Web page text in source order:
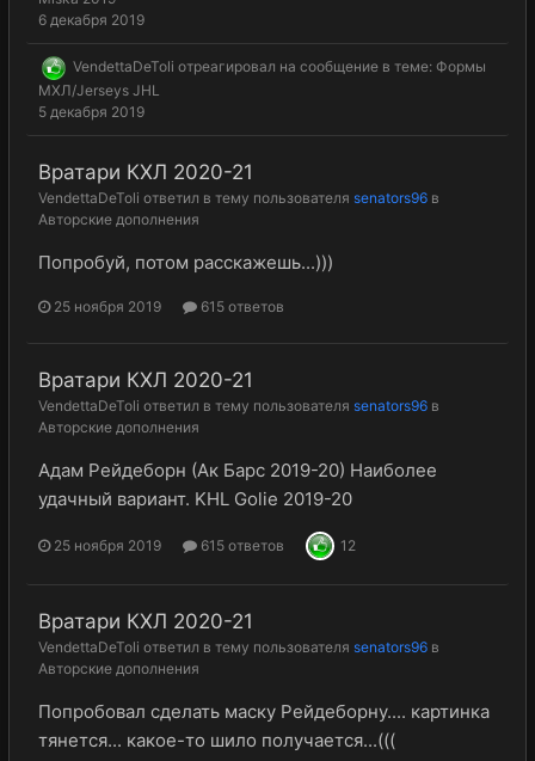
6 декабря 2019
VendettaDeToli отреагировал на сообщение в теме: Формы
МХЛ/Jerseys JHL
5 декабря 2019
Вратари КХЛ 2020-21
VendettaDeToli ответил в тему пользователя senators96 в
Авторские дополнения
Попробуй, потом расскажешь...)))
25 ноября 2019 615 ответов
Вратари КХЛ 2020-21
VendettaDeToli ответил в тему пользователя senators96 в
Авторские дополнения
Адам Рейдеборн (Ак Барс 2019-20) Наиболее
удачный вариант. KHL Golie 2019-20
25 ноября 2019 615 ответов 12
Вратари КХЛ 2020-21
VendettaDeToli ответил в тему пользователя senators96 в
Авторские дополнения
Попробовал сделать маску Рейдеборну.... картинка
тянется... какое-то шило получается...(((